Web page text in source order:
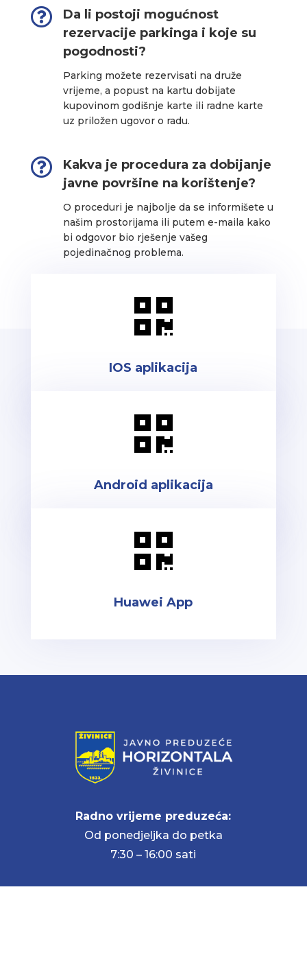

Da li postoji mogućnost
rezervacije parkinga i koje su
pogodnosti?
Parking možete rezervisati na druže
vrijeme, a popust na kartu dobijate
kupovinom godišnje karte ili radne karte
uz priložen ugovor o radu.

Kakva je procedura za dobijanje
javne površine na korištenje?
O proceduri je najbolje da se informišete u
našim prostorijama ili putem e-maila kako
bi odgovor bio rješenje vašeg
pojedinačnog problema.

IOS aplikacija

Android aplikacija

Huawei App
Radno vrijeme preduzeća:
Od ponedjeljka do petka
7:30 – 16:00 sati